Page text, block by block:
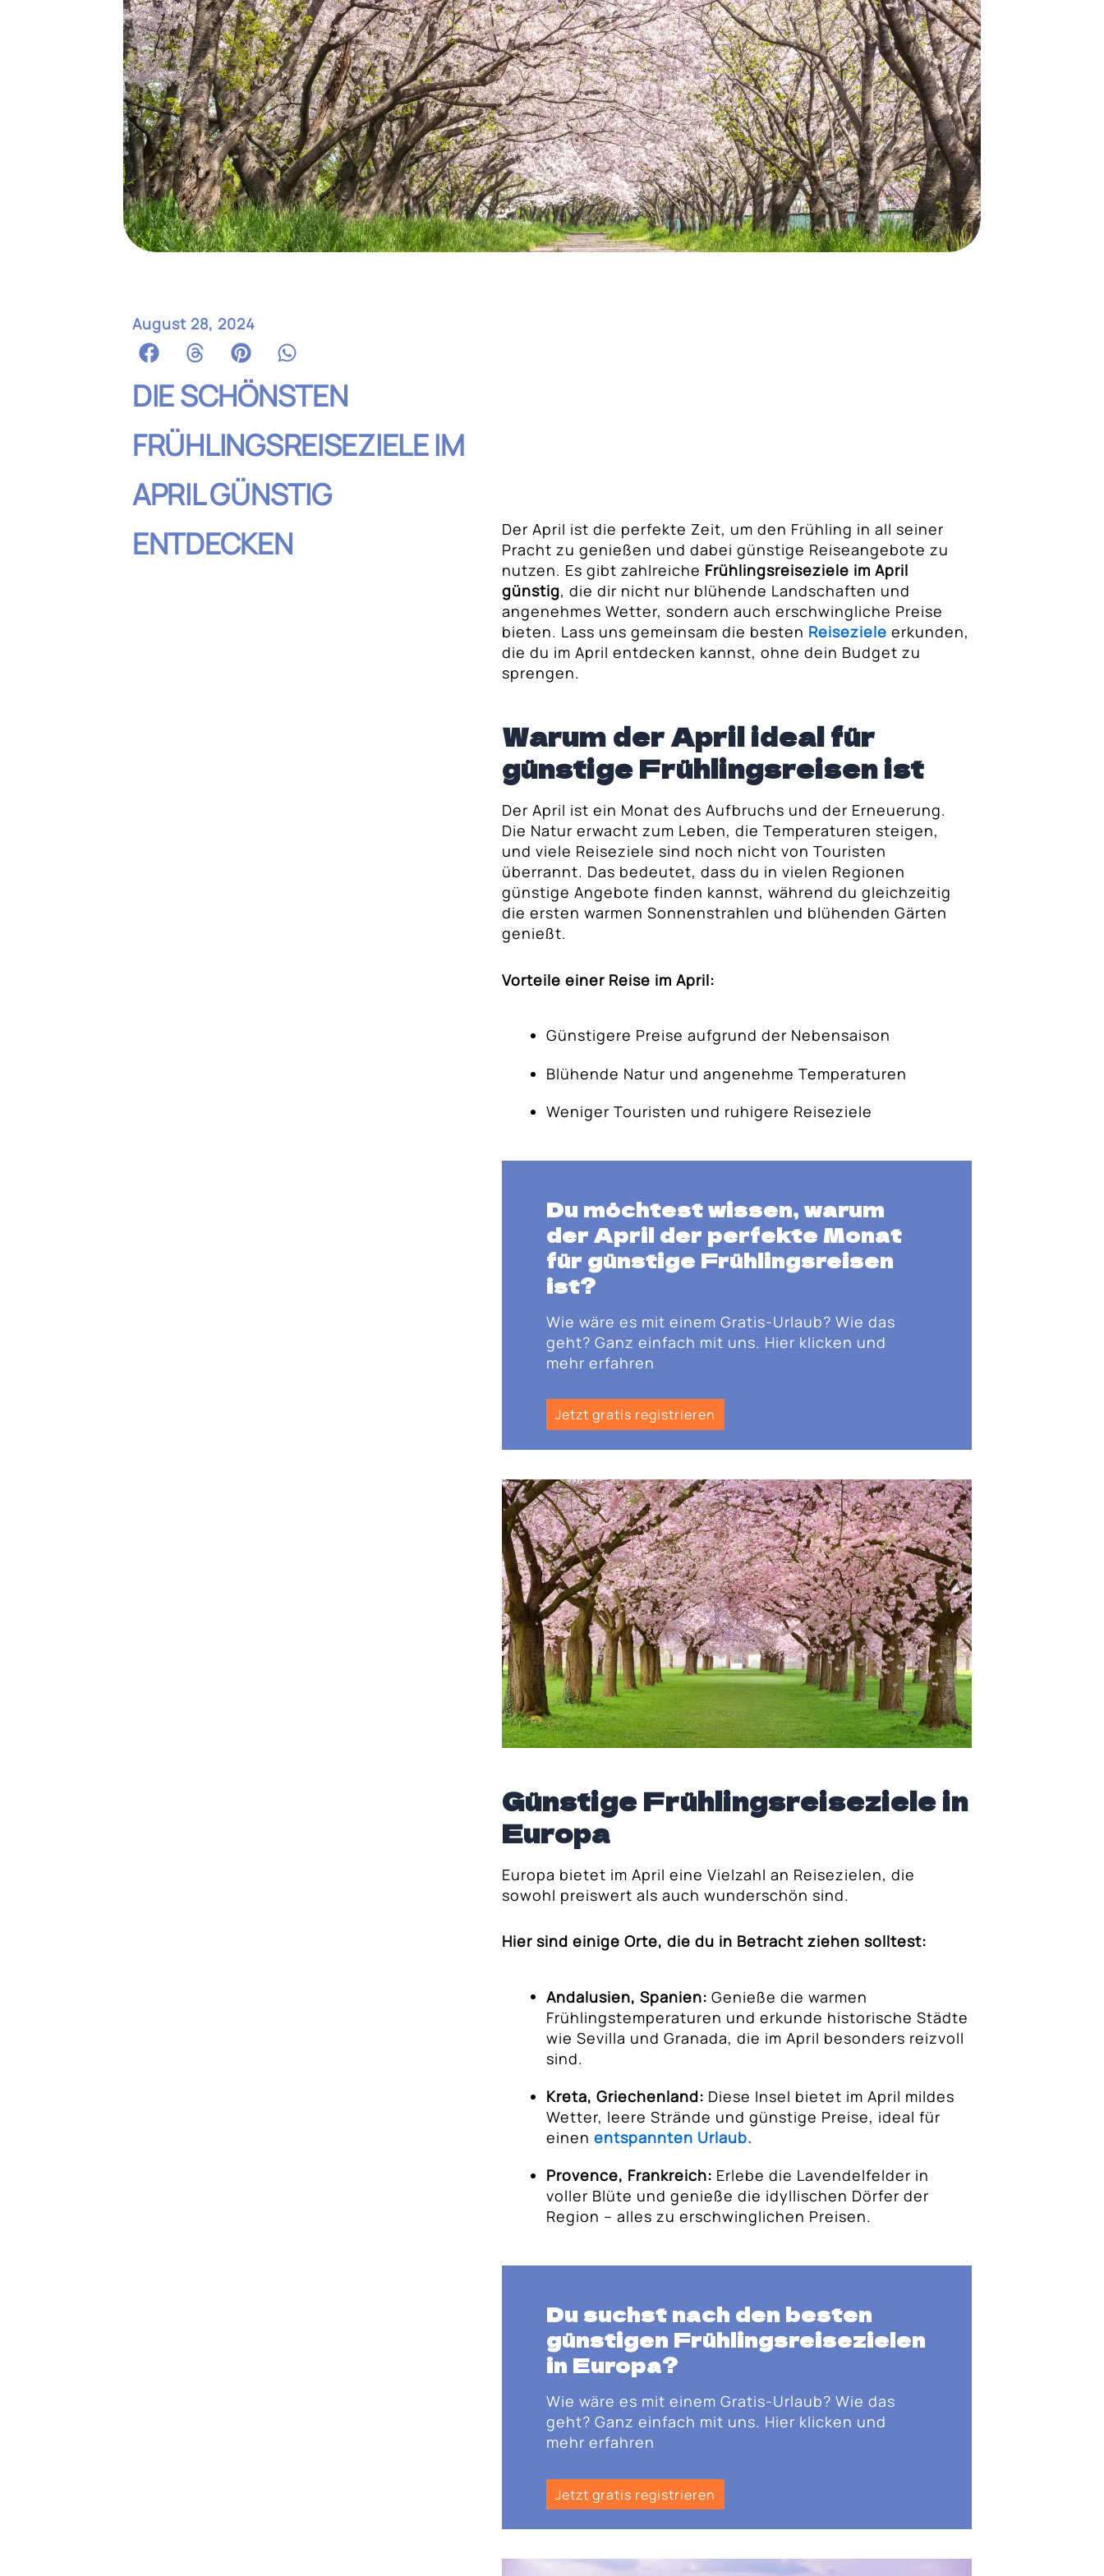
August 28, 2024
DIE SCHÖNSTEN
FRÜHLINGSREISEZIELE IM
APRIL GÜNSTIG
ENTDECKEN
Der April ist die perfekte Zeit, um den Frühling in all seiner
Pracht zu genießen und dabei günstige Reiseangebote zu
nutzen. Es gibt zahlreiche Frühlingsreiseziele im April
günstig, die dir nicht nur blühende Landschaften und
angenehmes Wetter, sondern auch erschwingliche Preise
bieten. Lass uns gemeinsam die besten Reiseziele erkunden,
die du im April entdecken kannst, ohne dein Budget zu
sprengen.
Warum der April ideal für
günstige Frühlingsreisen ist
Der April ist ein Monat des Aufbruchs und der Erneuerung.
Die Natur erwacht zum Leben, die Temperaturen steigen,
und viele Reiseziele sind noch nicht von Touristen
überrannt. Das bedeutet, dass du in vielen Regionen
günstige Angebote finden kannst, während du gleichzeitig
die ersten warmen Sonnenstrahlen und blühenden Gärten
genießt.
Vorteile einer Reise im April:
Günstigere Preise aufgrund der Nebensaison
Blühende Natur und angenehme Temperaturen
Weniger Touristen und ruhigere Reiseziele
Du möchtest wissen, warum
der April der perfekte Monat
für günstige Frühlingsreisen
ist?
Wie wäre es mit einem Gratis-Urlaub? Wie das
geht? Ganz einfach mit uns. Hier klicken und
mehr erfahren
Jetzt gratis registrieren
Günstige Frühlingsreiseziele in
Europa
Europa bietet im April eine Vielzahl an Reisezielen, die
sowohl preiswert als auch wunderschön sind.
Hier sind einige Orte, die du in Betracht ziehen solltest:
Andalusien, Spanien: Genieße die warmen
Frühlingstemperaturen und erkunde historische Städte
wie Sevilla und Granada, die im April besonders reizvoll
sind.
Kreta, Griechenland: Diese Insel bietet im April mildes
Wetter, leere Strände und günstige Preise, ideal für
einenentspannten Urlaub.
Provence, Frankreich: Erlebe die Lavendelfelder in
voller Blüte und genieße die idyllischen Dörfer der
Region – alles zu erschwinglichen Preisen.
Du suchst nach den besten
günstigen Frühlingsreisezielen
in Europa?
Wie wäre es mit einem Gratis-Urlaub? Wie das
geht? Ganz einfach mit uns. Hier klicken und
mehr erfahren
Jetzt gratis registrieren